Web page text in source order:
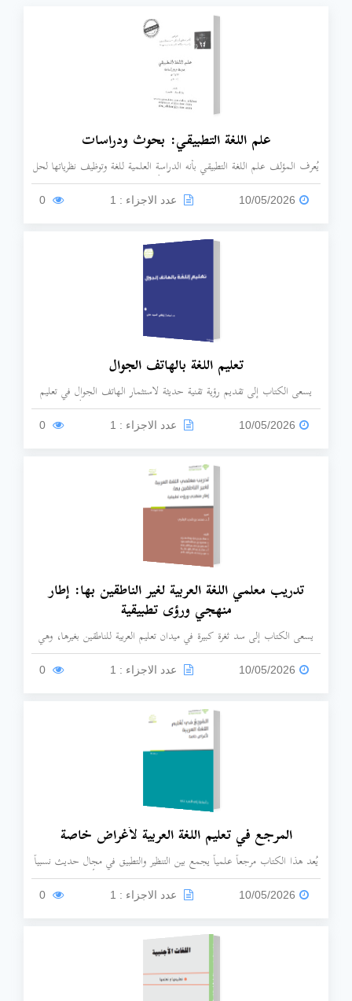
علم اللغة التطبيقي: بحوث ودراسات
يُعرف المؤلف علم اللغة التطبيقي بأنه الدراسة العلمية للغة وتوظيف نظرياتها لحل
المشكلات اللغوية الواقعية، بالاستعانة بعلوم أخرى مثل علم النفس، والاجتماع،
والجغرافيا، والتاريخ، ويركز الكتاب بشكل أساسي على مجالات:تعليم اللغات
10/05/2026 عدد الاجزاء : 1
تعليم اللغة بالهاتف الجوال
يسعى الكتاب إلى تقديم رؤية تقنية حديثة لاستثمار الهاتف الجوال في تعليم
اللغة العربية، خاصة لغير الناطقين بها، وينطلق المؤلف من فكرة أن المدخل
التقني ركن أساسي لا غنى عنه لتطوير مهارات اللغة واكتسابها، وردم الهوة بين
10/05/2026 عدد الاجزاء : 1
تدريب معلمي اللغة العربية لغير الناطقين بها: إطار
منهجي ورؤى تطبيقية
يسعى الكتاب إلى سد ثغرة كبيرة في ميدان تعليم العربية للناطقين بغيرها، وهي
ندرة المراجع المتخصصة في تدريب المعلمين. يهدف الكتاب إلى تقديم رؤية
علمية تجمع بين النظرية اللسانية والتربوية وبين التطبيق الميداني، لتقليل الاعتماد
10/05/2026 عدد الاجزاء : 1
المرجع في تعليم اللغة العربية لأغراض خاصة
يُعد هذا الكتاب مرجعاً علمياً يجمع بين التنظير والتطبيق في مجال حديث نسبياً
في المكتبة العربية، وهو تعليم اللغة العربية لغير الناطقين بها لأهداف محددة
(مثل الأغراض الطبية، الدبلوماسية، التجارية، أو الأكاديمية)، بدلاً من تعليمها كـ
10/05/2026 عدد الاجزاء : 1